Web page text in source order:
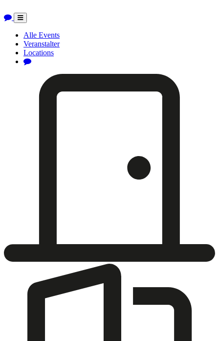
Toggle
navigation
Alle Events
Veranstalter
Locations